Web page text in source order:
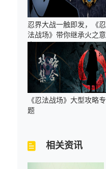
忍界大战一触即发，《忍
法战场》带你继承火之意
志
《忍法战场》大型攻略专
题
相关资讯